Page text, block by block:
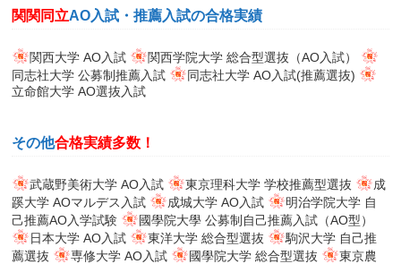
関関同立AO入試・推薦入試の合格実績
関西大学 AO入試
関西学院大学 総合型選抜（AO入試）
同志社大学 公募制推薦入試
同志社大学 AO入試(推薦選抜)
立命館大学 AO選抜入試
その他合格実績多数！
武蔵野美術大学 AO入試 東京理科大学 学校推薦型選抜
成
蹊大学 AOマルデス入試
成城大学 AO入試
明治学院大学 自
己推薦AO入学試験
國學院大學 公募制自己推薦入試（AO型）
日本大学 AO入試
東洋大学 総合型選抜
駒沢大学 自己推
薦選抜
専修大学 AO入試 國學院大学 総合型選抜
東京農